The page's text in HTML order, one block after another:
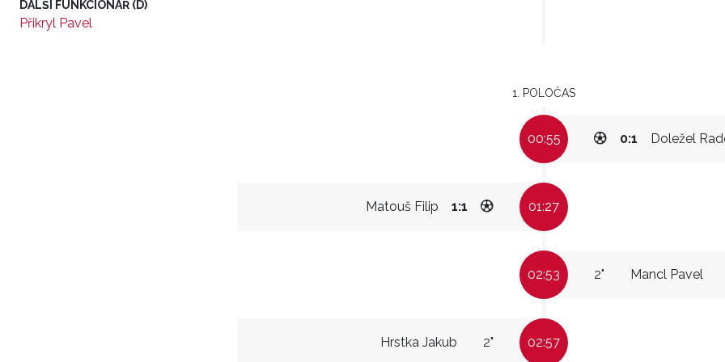
DALŠÍ FUNKCIONÁŘ (D)
Přikryl Pavel
1. POLOČAS
00:55 Doležel
0:1
Matouš Filip 1:1 01:27
02:53 Mancl Pavel
2"
Hrstka Jakub 2" 02:57